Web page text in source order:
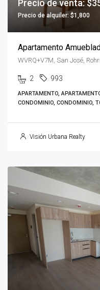
Precio de venta:
Precio de alquiler: $1,800
WVRQ+V7M, San José,
2 993
APARTAMENTO,
CONDOMINIO, CONDOMINIO,
Visión Urbana Realty